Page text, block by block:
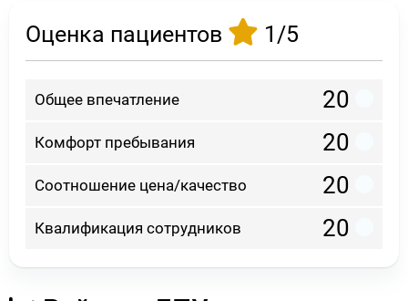
Оценка пациентов 1/5
Общее впечатление 20
Комфорт пребывания 20
Соотношение цена/качество 20
Квалификация сотрудников 20